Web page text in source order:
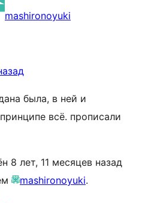
mashironoyuki
была, в ней и
всё. прописали
8 лет, 11 месяцев назад
mashironoyuki.